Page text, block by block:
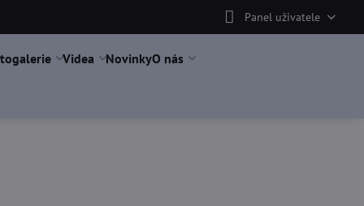
Panel uživatele
Videa NovinkyO nás